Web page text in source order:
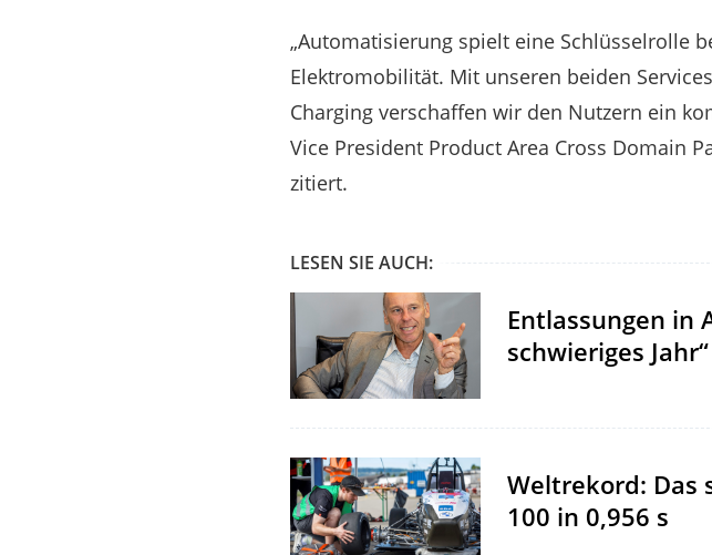
„Automatisierung spielt eine Schlüsselrolle
Elektromobilität. Mit unseren beiden
Charging verschaffen wir den Nutzern ein
Vice President Product Area Cross Domain
zitiert.
LESEN SIE AUCH:
Entlassungen in
schwieriges Jahr“
Weltrekord: Das
100 in 0,956 s